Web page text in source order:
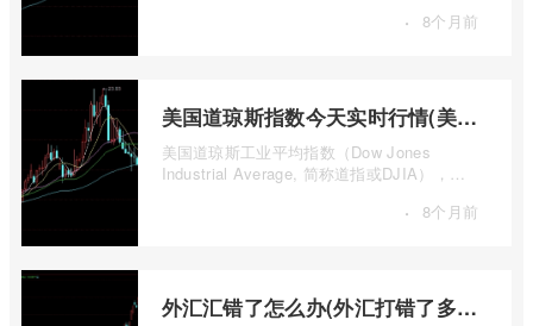
· 8个月前
美国道琼斯指数今天实时行情(美国道琼斯指数期货指数实时行情)
美国道琼斯工业平均指数（Dow Jones
Industrial Average, 简称道指或DJIA），无
· 8个月前
外汇汇错了怎么办(外汇打错了多久退回来)